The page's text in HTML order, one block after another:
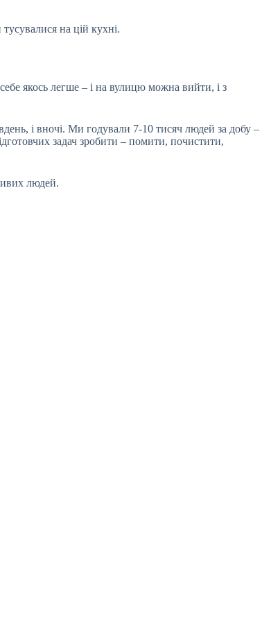
на цій кухні.
якось легше – і на вулицю можна вийти, і з
і вночі. Ми годували 7-10 тисяч людей за добу –
задач зробити – помити, почистити,
людей.